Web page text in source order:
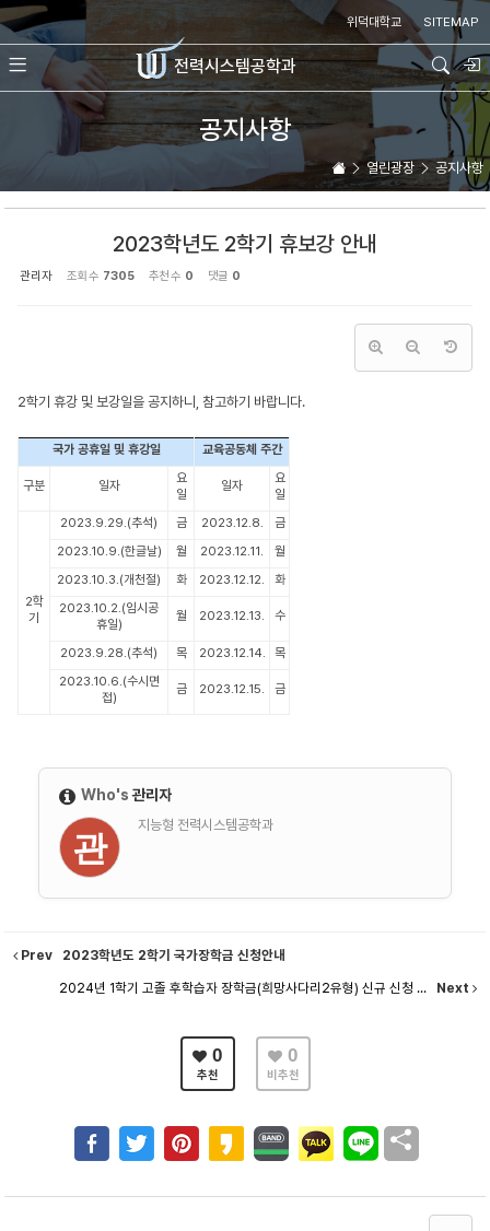
위덕대학교 SITEMAP
전력시스템공학과
공지사항
열린광장 공지사항
2023학년도 2학기 휴보강 안내
관리자 조회 수 7305 추천 수 0 댓글 0
2학기 휴강 및 보강일을 공지하니, 참고하기 바랍니다.
국가 공휴일 및 휴강일 교육공동체 주간
구분 일자
요
일
일자
요
일
2학
기
2023.9.29.(추석) 금 2023.12.8.
금
2023.10.9.(한글날)
월 2023.12.11.
월
2023.10.3.(개천절)
화 2023.12.12.
화
2023.10.2.(임시공
휴일)
월 2023.12.13. 수
2023.9.28.(추석) 목 2023.12.14.
목
2023.10.6.(수시면
접)
금 2023.12.15. 금
Who's관리자
관 지능형 전력시스템공학과
Prev
2023학년도 2학기 국가장학금 신청안내
2024년 1학기 고졸 후학습자 장학금(희망사다리2유형) 신규 신청 ...
Next
0
추천
0
비추천